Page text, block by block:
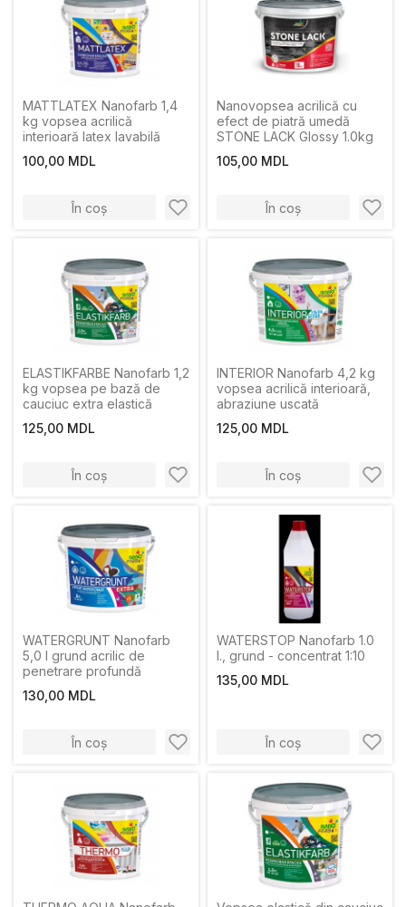
MATTLATEX Nanofarb 1,4
kg vopsea acrilică
interioară latex lavabilă
100,00 MDL
În coș
Nanovopsea acrilică cu
efect de piatră umedă
STONE LACK Glossy 1.0kg
105,00 MDL
În coș
ELASTIKFARBE Nanofarb 1,2
kg vopsea pe bază de
cauciuc extra elastică
125,00 MDL
În coș
INTERIOR Nanofarb 4,2 kg
vopsea acrilică interioară,
abraziune uscată
125,00 MDL
În coș
WATERGRUNT Nanofarb
5,0 l grund acrilic de
penetrare profundă
130,00 MDL
În coș
WATERSTOP Nanofarb 1.0
l., grund - concentrat 1:10
135,00 MDL
În coș